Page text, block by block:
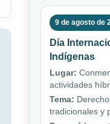
9 de agosto de
Día
Indígenas
Lugar:
actividades
Tema:
tradicionales y